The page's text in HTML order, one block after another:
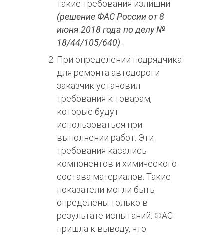
такие требования излишни
(решение ФАС России от 8
июня 2018 года по делу №
18/44/105/640).
При определении подрядчика
для ремонта автодороги
заказчик установил
требования к товарам,
которые будут
использоваться при
выполнении работ. Эти
требования касались
компонентов и химического
состава материалов. Такие
показатели могли быть
определены только в
результате испытаний. ФАС
пришла к выводу, что